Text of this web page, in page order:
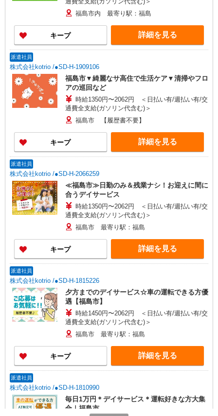
福島市内 最寄り駅：福島
キープ 詳細を見る
派遣社員
株式会社kotrio /●SD-H-1909106
福島市▼綺麗なサ高住で生活ケア▼清掃やフロ
アの巡回など
時給1350円〜2062円 ＜日払い有/週払い有/交
通費全支給(ガソリン代含む)＞
福島市 【履歴書不要】
キープ 詳細を見る
派遣社員
株式会社kotrio /●SD-H-2066259
≪福島市≫日勤のみ＆残業ナシ！お迎えに間に
合うデイサービス
時給1350円〜2062円 ＜日払い有/週払い有/交
通費全支給(ガソリン代含む)＞
福島市 最寄り駅：福島
キープ 詳細を見る
派遣社員
株式会社kotrio /●SD-H-1815226
夕方までのデイサービス☆車の運転できる方優
遇【福島市】
時給1450円〜2062円 ＜日払い有/週払い有/交
通費全支給(ガソリン代含む)＞
福島市 最寄り駅：福島
キープ 詳細を見る
派遣社員
株式会社kotrio /●SD-H-1810990
毎日1万円＊デイサービス＊運転好きな方大集
合｜福島市